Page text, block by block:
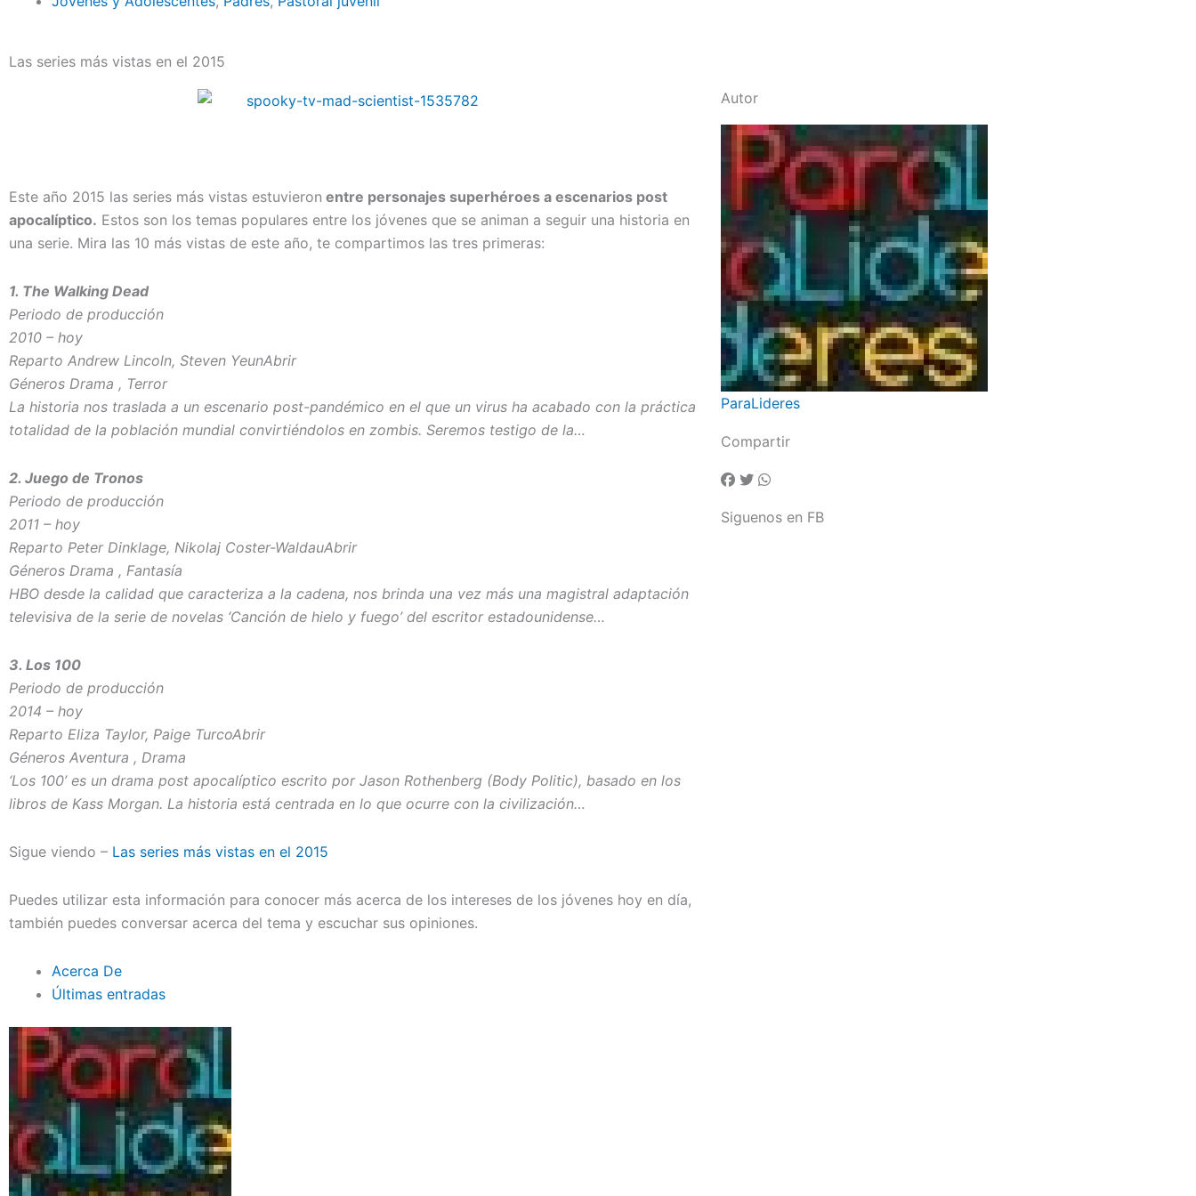
Las series más vistas en el 2015
Este año 2015 las series más vistas estuvieron entre personajes superhéroes a escenarios post
apocalíptico. Estos son los temas populares entre los jóvenes que se animan a seguir una historia en
una serie. Mira las 10 más vistas de este año, te compartimos las tres primeras:
1. The Walking Dead
Periodo de producción
2010 – hoy
Reparto Andrew Lincoln, Steven YeunAbrir
Géneros Drama , Terror
La historia nos traslada a un escenario post-pandémico en el que un virus ha acabado con la práctica
totalidad de la población mundial convirtiéndolos en zombis. Seremos testigo de la…
2. Juego de Tronos
Periodo de producción
2011 – hoy
Reparto Peter Dinklage, Nikolaj Coster-WaldauAbrir
Géneros Drama , Fantasía
HBO desde la calidad que caracteriza a la cadena, nos brinda una vez más una magistral adaptación
televisiva de la serie de novelas ‘Canción de hielo y fuego’ del escritor estadounidense…
3. Los 100
Periodo de producción
2014 – hoy
Reparto Eliza Taylor, Paige TurcoAbrir
Géneros Aventura , Drama
‘Los 100’ es un drama post apocalíptico escrito por Jason Rothenberg (Body Politic), basado en los
libros de Kass Morgan. La historia está centrada en lo que ocurre con la civilización…
Sigue viendo – Las series más vistas en el 2015
Puedes utilizar esta información para conocer más acerca de los intereses de los jóvenes hoy en día,
también puedes conversar acerca del tema y escuchar sus opiniones.
Acerca De
Últimas entradas
Autor
ParaLideres
Compartir
Siguenos en FB